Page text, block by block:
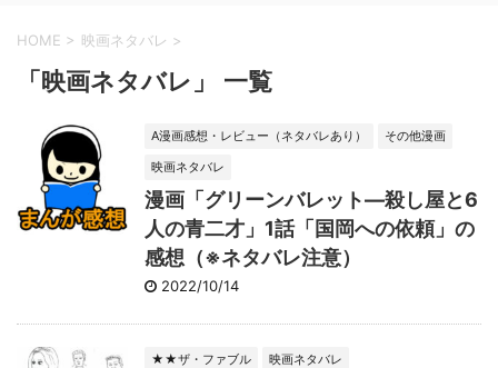
HOME > 映画ネタバレ >
「映画ネタバレ」 一覧
A漫画感想・レビュー（ネタバレあり）
その他漫画
映画ネタバレ
漫画「グリーンバレット―殺し屋と6
人の青二才」1話「国岡への依頼」の
感想（※ネタバレ注意）
2022/10/14
★★ザ・ファブル 映画ネタバレ